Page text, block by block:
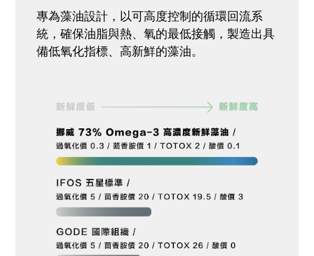
專為藻油設計，以可高度控制的循環回流系
統，確保油脂與熱、氧的最低接觸，製造出具
備低氧化指標、高新鮮的藻油。